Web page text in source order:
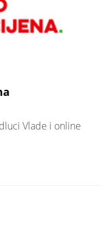
Vlade i online